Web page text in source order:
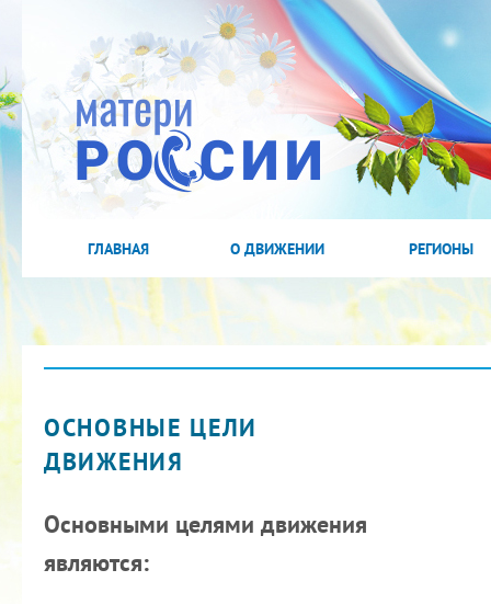
ГЛАВНАЯ О ДВИЖЕНИИ РЕГИОНЫ
ОСНОВНЫЕ ЦЕЛИ
ДВИЖЕНИЯ
Основными целями движения
являются: